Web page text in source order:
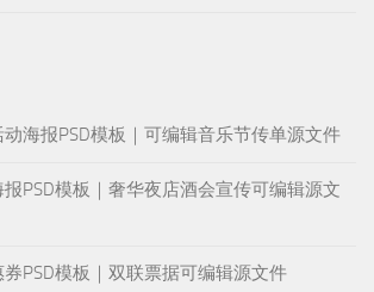
海报PSD模板｜可编辑音乐节传单源文件
PSD模板｜奢华夜店酒会宣传可编辑源文
PSD模板｜双联票据可编辑源文件